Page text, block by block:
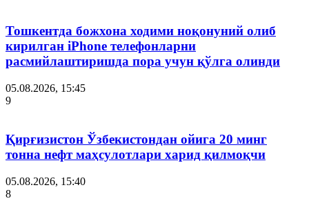
Тошкентда божхона ходими ноқонуний олиб
кирилган iPhone телефонларни
расмийлаштиришда пора учун қўлга олинди
05.08.2026, 15:45
9
Қирғизистон Ўзбекистондан ойига 20 минг
тонна нефт маҳсулотлари харид қилмоқчи
05.08.2026, 15:40
8